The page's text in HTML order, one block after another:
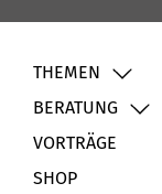
THEMEN
BERATUNG
VORTRÄGE
SHOP